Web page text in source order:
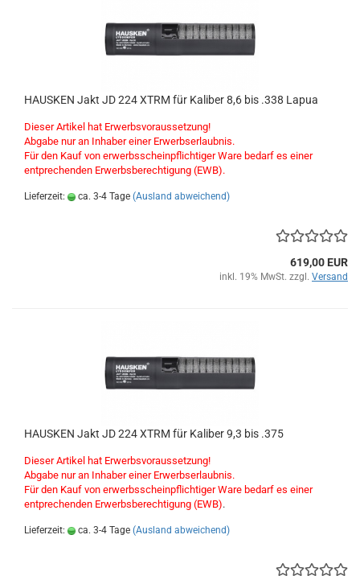
HAUSKEN Jakt JD 224 XTRM für Kaliber 8,6 bis .338 Lapua
Dieser Artikel hat Erwerbsvoraussetzung!
Abgabe nur an Inhaber einer Erwerbserlaubnis.
Für den Kauf von erwerbsscheinpflichtiger Ware bedarf es einer
entprechenden Erwerbsberechtigung (EWB).
Lieferzeit: ca. 3-4 Tage (Ausland abweichend)
619,00 EUR
inkl. 19% MwSt. zzgl. Versand
HAUSKEN Jakt JD 224 XTRM für Kaliber 9,3 bis .375
Dieser Artikel hat Erwerbsvoraussetzung!
Abgabe nur an Inhaber einer Erwerbserlaubnis.
Für den Kauf von erwerbsscheinpflichtiger Ware bedarf es einer
entprechenden Erwerbsberechtigung (EWB).
Lieferzeit: ca. 3-4 Tage (Ausland abweichend)